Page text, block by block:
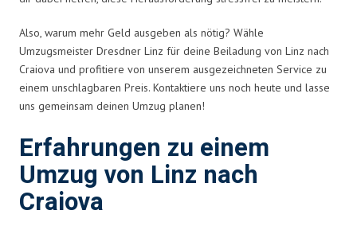
Also, warum mehr Geld ausgeben als nötig? Wähle
Umzugsmeister Dresdner Linz für deine Beiladung von Linz nach
Craiova und profitiere von unserem ausgezeichneten Service zu
einem unschlagbaren Preis. Kontaktiere uns noch heute und lasse
uns gemeinsam deinen Umzug planen!
Erfahrungen zu einem
Umzug von Linz nach
Craiova